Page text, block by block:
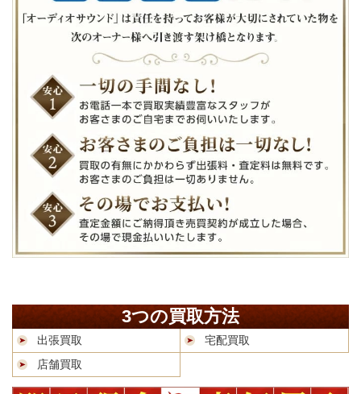
3つの買取方法
出張買取
宅配買取
店舗買取